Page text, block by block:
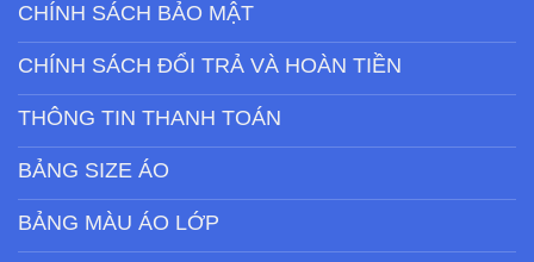
CHÍNH SÁCH BẢO MẬT
CHÍNH SÁCH ĐỔI TRẢ VÀ HOÀN TIỀN
THÔNG TIN THANH TOÁN
BẢNG SIZE ÁO
BẢNG MÀU ÁO LỚP